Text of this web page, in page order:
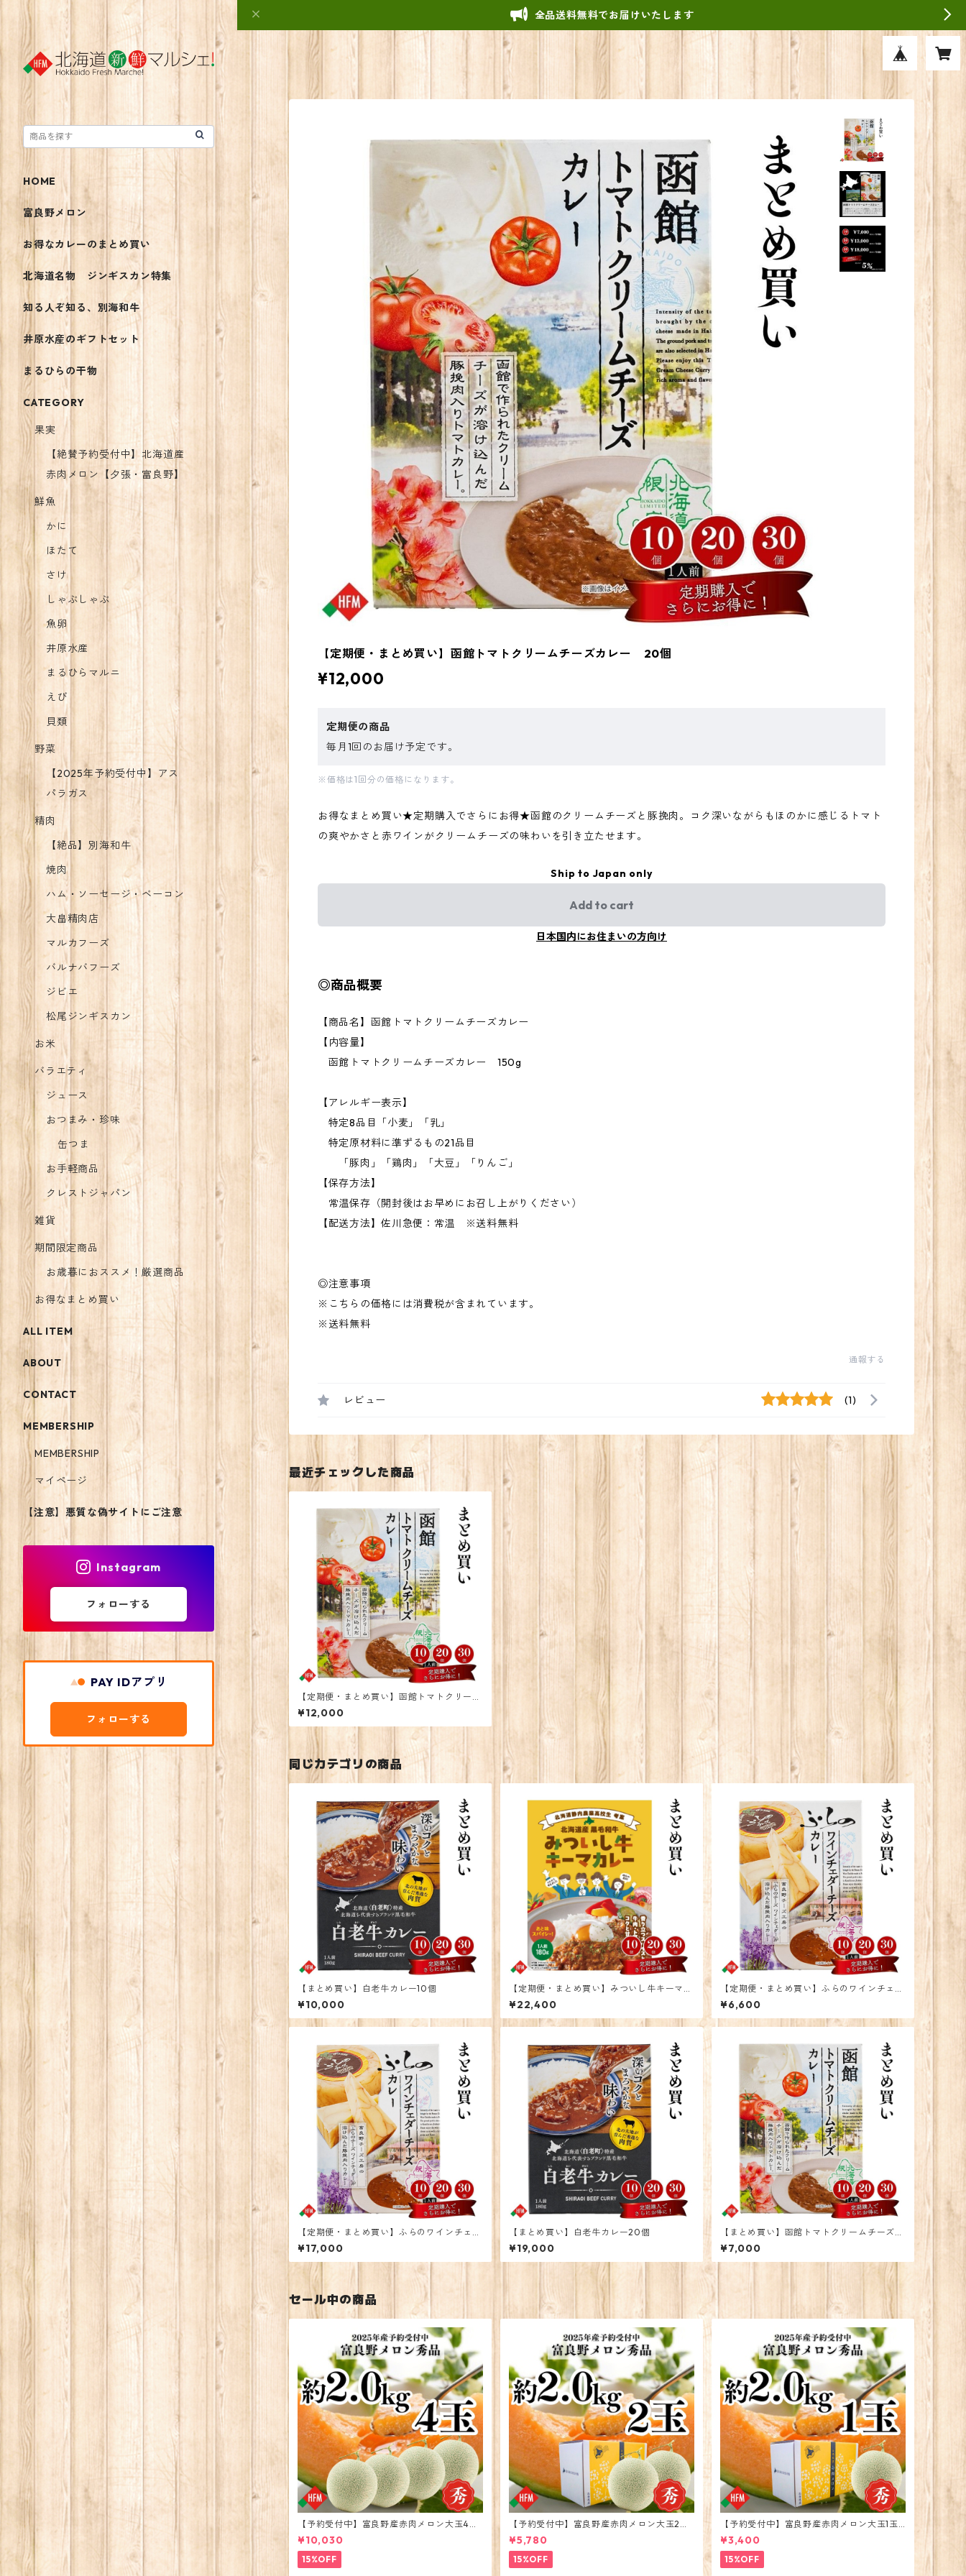
全品送料無料でお届けいたします
【定期便・まとめ買い】函館トマトクリームチーズカレー 20個
¥12,000
定期便の商品
毎月1回のお届け予定です。
※価格は1回分の価格になります。
お得なまとめ買い★定期購入でさらにお得★函館のクリームチーズと豚挽肉。コク深いながらもほのかに感じるトマト
の爽やかさと赤ワインがクリームチーズの味わいを引き立たせます。
Ship to Japan only
Add to cart
日本国内にお住まいの方向け
◎商品概要
【商品名】函館トマトクリームチーズカレー
【内容量】
函館トマトクリームチーズカレー 150g
【アレルギー表示】
特定8品目「小麦」「乳」
特定原材料に準ずるもの21品目
「豚肉」「鶏肉」「大豆」「りんご」
【保存方法】
常温保存（開封後はお早めにお召し上がりください）
【配送方法】佐川急便：常温 ※送料無料
◎注意事項
※こちらの価格には消費税が含まれています。
※送料無料
通報する
レビュー (1)
最近チェックした商品
【定期便・まとめ買い】函館トマトクリーム
チーズカレー 20個
¥12,000
同じカテゴリの商品
【まとめ買い】白老牛カレー10個
¥10,000
【定期便・まとめ買い】みついし牛キーマカ
レー 30個
¥22,400
【定期便・まとめ買い】ふらのワインチェダ
ーチーズカレー 10個
¥6,600
【定期便・まとめ買い】ふらのワインチェダ
ーチーズカレー 30個
¥17,000
【まとめ買い】白老牛カレー20個
¥19,000
【まとめ買い】函館トマトクリームチーズカ
レー10個
¥7,000
セール中の商品
【予約受付中】富良野産赤肉メロン大玉4玉
2026年度出荷
¥10,030
15%OFF
【予約受付中】富良野産赤肉メロン大玉2玉
2026年度出荷
¥5,780
15%OFF
【予約受付中】富良野産赤肉メロン大玉1玉2
026年度出荷
¥3,400
15%OFF
HOME
富良野メロン
お得なカレーのまとめ買い
北海道名物 ジンギスカン特集
知る人ぞ知る、別海和牛
井原水産のギフトセット
まるひらの干物
CATEGORY
果実
【絶賛予約受付中】北海道産
赤肉メロン【夕張・富良野】
鮮魚
かに
ほたて
さけ
しゃぶしゃぶ
魚卵
井原水産
まるひらマルニ
えび
貝類
野菜
【2025年予約受付中】アス
パラガス
精肉
【絶品】別海和牛
焼肉
ハム・ソーセージ・ベーコン
大畠精肉店
マルカフーズ
バルナバフーズ
ジビエ
松尾ジンギスカン
お米
バラエティ
ジュース
おつまみ・珍味
缶つま
お手軽商品
クレストジャパン
雑貨
期間限定商品
お歳暮におススメ！厳選商品
お得なまとめ買い
ALL ITEM
ABOUT
CONTACT
MEMBERSHIP
MEMBERSHIP
マイページ
【注意】悪質な偽サイトにご注意
Instagram
フォローする
PAY IDアプリ
フォローする